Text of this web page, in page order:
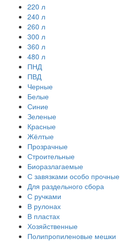
220 л
240 л
260 л
300 л
360 л
480 л
ПНД
ПВД
Черные
Белые
Синие
Зеленые
Красные
Жёлтые
Прозрачные
Строительные
Биоразлагаемые
С завязками особо прочные
Для раздельного сбора
С ручками
В рулонах
В пластах
Хозяйственные
Полипропиленовые мешки